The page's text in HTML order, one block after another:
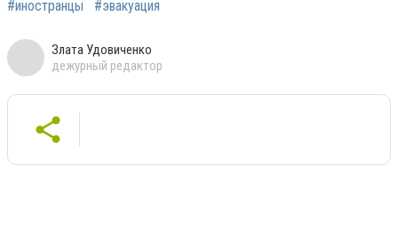
#иностранцы
#эвакуация
Злата Удовиченко
дежурный редактор